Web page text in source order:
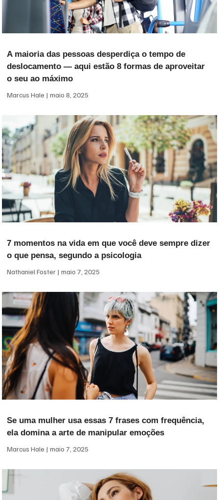
A maioria das pessoas desperdiça o tempo de
deslocamento — aqui estão 8 formas de aproveitar
o seu ao máximo
Marcus Hale maio 8, 2025
7 momentos na vida em que você deve sempre dizer
o que pensa, segundo a psicologia
Nathaniel Foster maio 7, 2025
Se uma mulher usa essas 7 frases com frequência,
ela domina a arte de manipular emoções
Marcus Hale maio 7, 2025